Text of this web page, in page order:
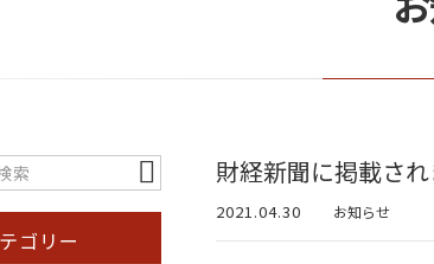
財経新聞に掲載され
2021.04.30 お知らせ
ゴリー